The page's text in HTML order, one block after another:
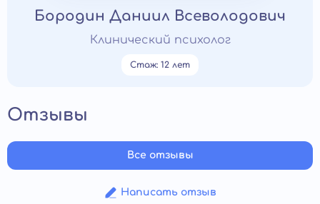
Бородин Даниил Всеволодович
Клинический психолог
Стаж: 12 лет
Отзывы
Написать отзыв
Все отзывы